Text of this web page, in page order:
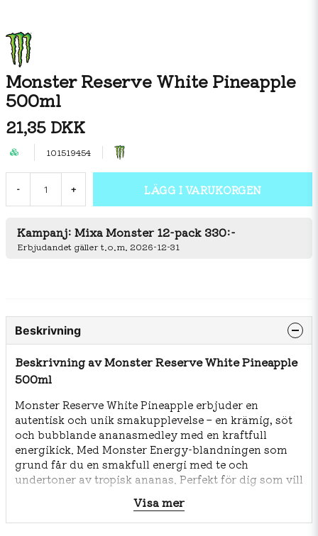
Monster Reserve White Pineapple
500ml
21,35 DKK
101519454
- + LÄGG I VARUKORGEN
Kampanj: Mixa Monster 12-pack 330:-
Erbjudandet gäller t.o.m. 2026-12-31
Beskrivning
Beskrivning av Monster Reserve White Pineapple
500ml
Monster Reserve White Pineapple erbjuder en
autentisk och unik smakupplevelse – en krämig, söt
och bubblande ananasmedley med en kraftfull
energikick. Med Monster Energy-blandningen som
grund får du en smakfull energi med te och
undertoner av tropisk ananas. Perfekt för dig som vill
Visa mer